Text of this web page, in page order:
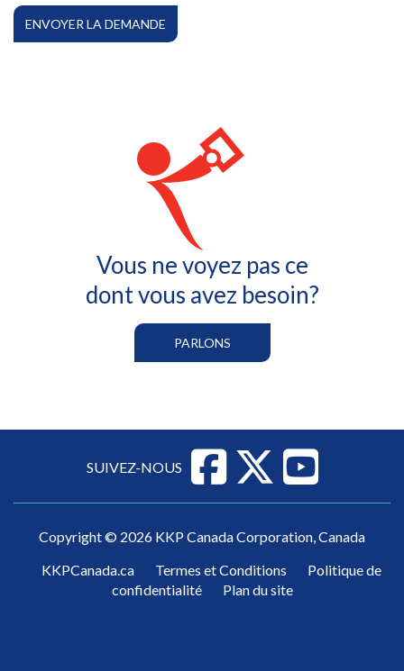
Vous ne voyez pas ce
dont vous avez besoin?
PARLONS
SUIVEZ-NOUS
Copyright © 2026 KKP Canada Corporation, Canada
KKPCanada.ca
Termes et Conditions
Politique de
confidentialité
Plan du site